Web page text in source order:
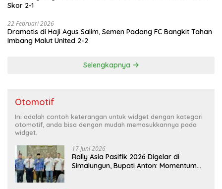
Skor 2-1
22 Februari 2026
Dramatis di Haji Agus Salim, Semen Padang FC Bangkit Tahan
Imbang Malut United 2-2
Selengkapnya
Otomotif
Ini adalah contoh keterangan untuk widget dengan kategori
otomotif, anda bisa dengan mudah memasukkannya pada
widget.
17 Juni 2026
Rally Asia Pasifik 2026 Digelar di
Simalungun, Bupati Anton: Momentum